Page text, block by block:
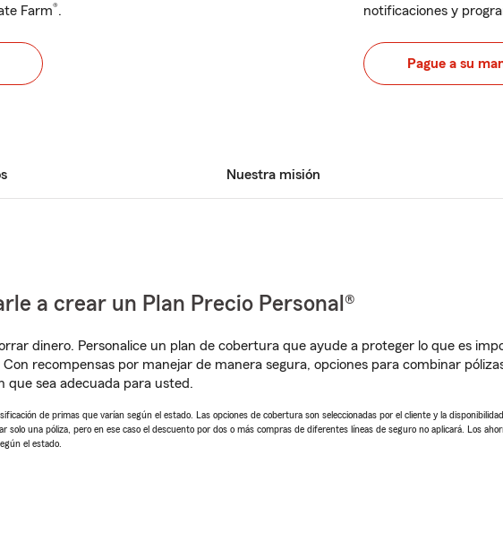
Farm®.
notificaciones y
Pague a su
Nuestra misión
a crear un Plan Precio Personal®
dinero. Personalice un plan de cobertura que ayude a proteger lo que es
recompensas por manejar de manera segura, opciones para combinar
que sea adecuada para usted.
de primas que varían según el estado. Las opciones de cobertura son seleccionadas por el cliente y la
solo una póliza, pero en ese caso el descuento por dos o más compras de diferentes líneas de seguro no aplicará. Los
el estado.